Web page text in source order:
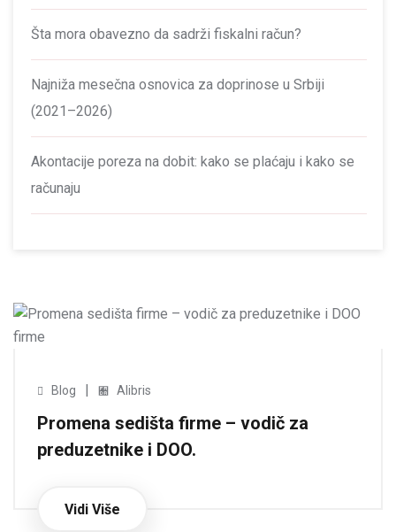
Šta mora obavezno da sadrži fiskalni račun?
Najniža mesečna osnovica za doprinose u Srbiji
(2021–2026)
Akontacije poreza na dobit: kako se plaćaju i kako se
računaju
Blog | Alibris
Promena sedišta firme – vodič za
preduzetnike i DOO.
Vidi Više